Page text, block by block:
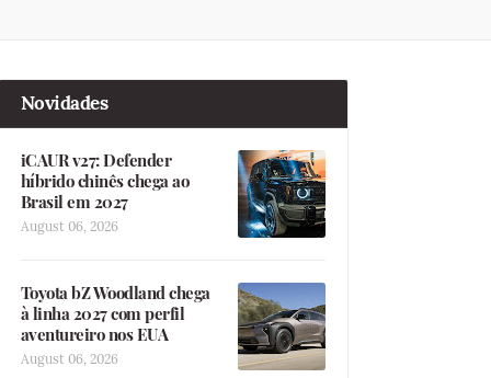
Novidades
iCAUR v27: Defender
híbrido chinês chega ao
Brasil em 2027
August 06, 2026
Toyota bZ Woodland chega
à linha 2027 com perfil
aventureiro nos EUA
August 06, 2026